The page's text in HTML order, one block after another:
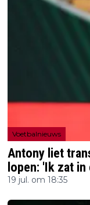
Voetbalnieuws
Antony liet
lopen: 'Ik zat
19 jul. om 18:35